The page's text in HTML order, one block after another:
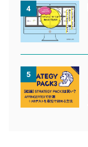
4
5